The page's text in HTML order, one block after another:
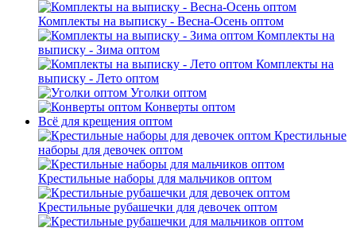
Комплекты на выписку - Весна-Осень оптом
Комплекты на
выписку - Зима оптом
Комплекты на
выписку - Лето оптом
Уголки оптом
Конверты оптом
Всё для крещения оптом
Крестильные
наборы для девочек оптом
Крестильные наборы для мальчиков оптом
Крестильные рубашечки для девочек оптом